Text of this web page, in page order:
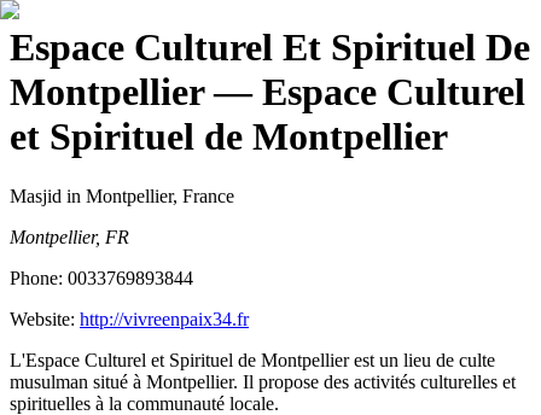
Espace Culturel Et Spirituel De
Montpellier— Espace Culturel
et Spirituel de Montpellier
Masjid in Montpellier, France
Montpellier, FR
Phone: 0033769893844
Website: http://vivreenpaix34.fr
L'Espace Culturel et Spirituel de Montpellier est un lieu de culte
musulman situé à Montpellier. Il propose des activités culturelles et
spirituelles à la communauté locale.